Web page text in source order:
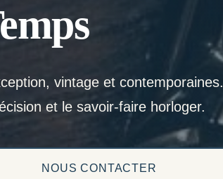
vintage et contemporaines.
et le savoir-faire horloger.
NOUS CONTACTER